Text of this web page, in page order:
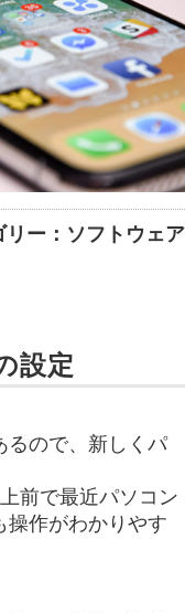
リー：ソフトウェア
設定
るので、新しくパ
前で最近パソコン
操作がわかりやす